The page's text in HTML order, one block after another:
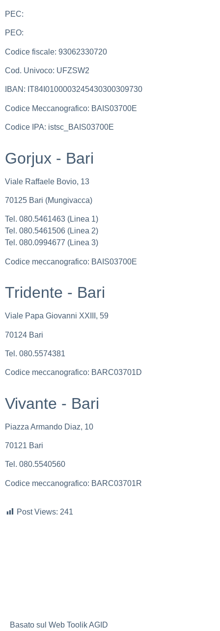
PEC:
PEO:
Codice fiscale: 93062330720
Cod. Univoco: UFZSW2
IBAN: IT84I0100003245430300309730
Codice Meccanografico: BAIS03700E
Codice IPA: istsc_BAIS03700E
Gorjux - Bari
Viale Raffaele Bovio, 13
70125 Bari (Mungivacca)
Tel. 080.5461463 (Linea 1)
Tel. 080.5461506 (Linea 2)
Tel. 080.0994677 (Linea 3)
Codice meccanografico: BAIS03700E
Tridente - Bari
Viale Papa Giovanni XXIII, 59
70124 Bari
Tel. 080.5574381
Codice meccanografico: BARC03701D
Vivante - Bari
Piazza Armando Diaz, 10
70121 Bari
Tel. 080.5540560
Codice meccanografico: BARC03701R
Post Views: 241
Basato sul Web Toolik AGID